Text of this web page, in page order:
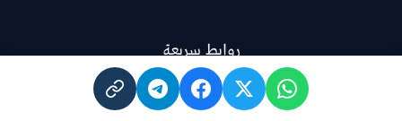
روابط سريعة
عن أثير